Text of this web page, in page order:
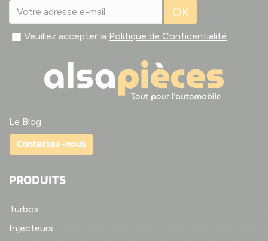
OK
Veuillez accepter la Politique de Confidentialité
Le Blog
Contactez-nous
PRODUITS
Turbos
Injecteurs